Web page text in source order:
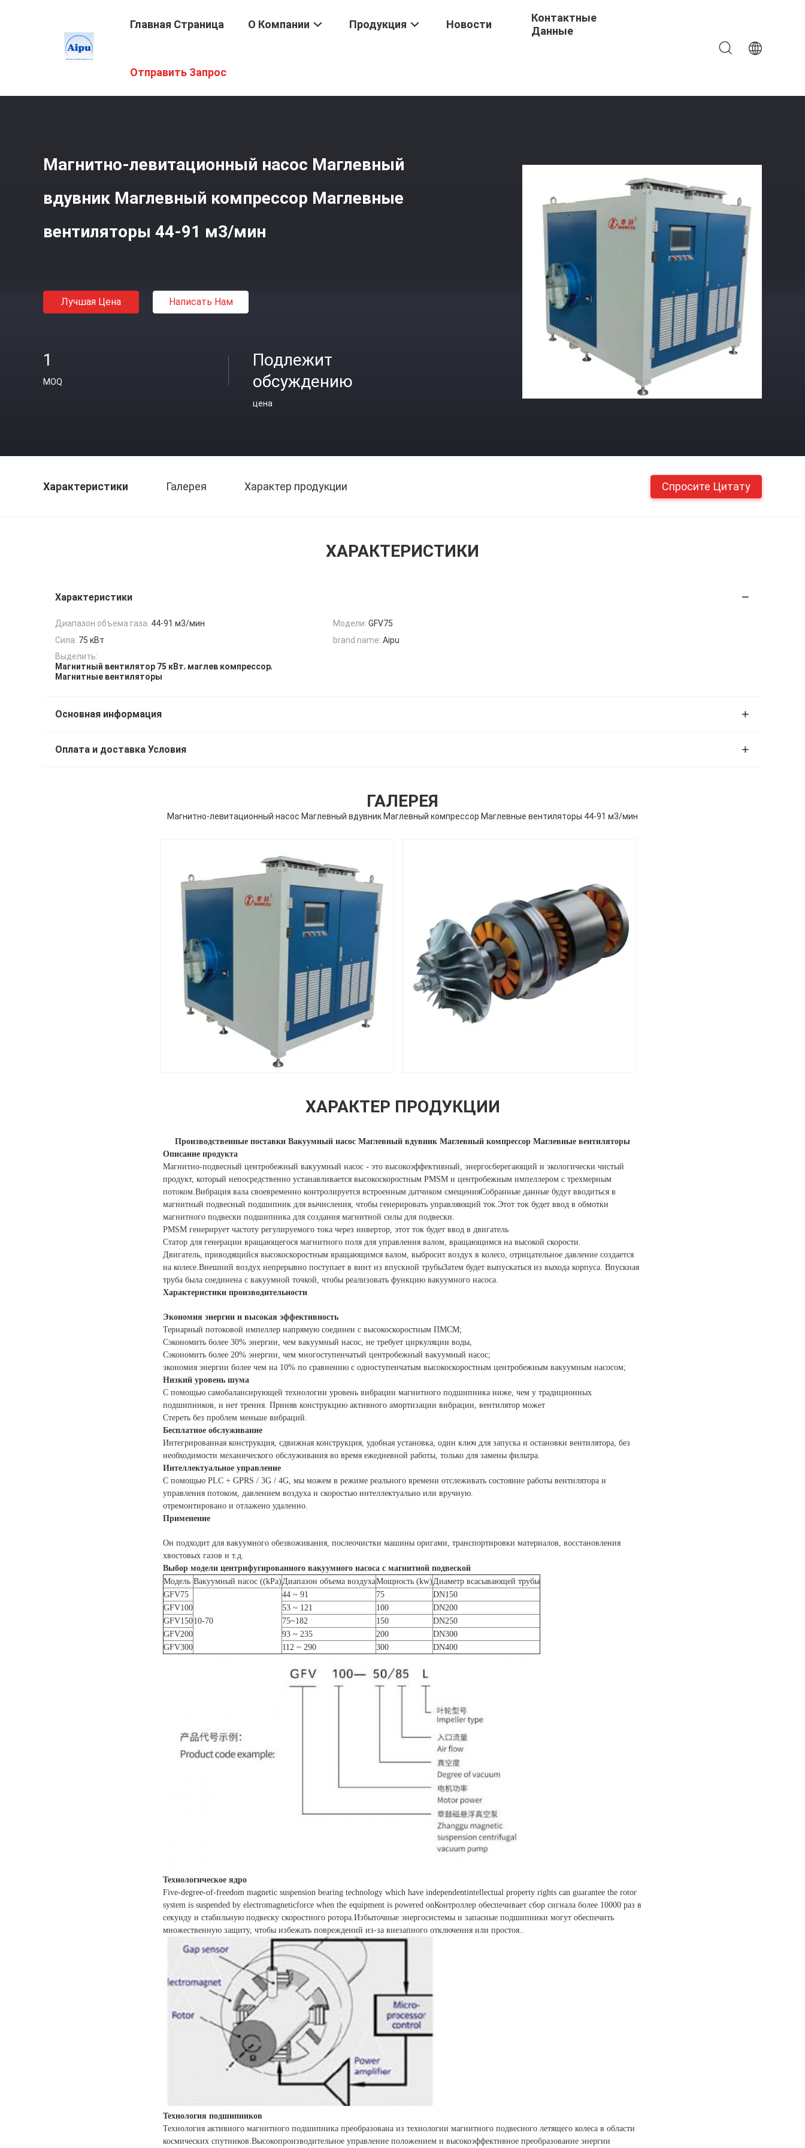
Главная Страница О Компании Продукция Новости
Контактные
Данные
Отправить Запрос
Магнитно-левитационный насос Маглевный
вдувник Маглевный компрессор Маглевные
вентиляторы 44-91 м3/мин
Лучшая Цена Написать Нам
1
MOQ
Подлежит
обсуждению
цена
Характеристики Галерея Характер продукции Спросите Цитату
ХАРАКТЕРИСТИКИ
Характеристики
Диапазон объема газа: 44-91 м3/мин Модели: GFV75
Сила: 75 кВт brand name: Aipu
Выделить:
Магнитный вентилятор 75 кВт, маглев компрессор,
Магнитные вентиляторы
Основная информация
Оплата и доставка Условия
ГАЛЕРЕЯ
Магнитно-левитационный насос Маглевный вдувник Маглевный компрессор Маглевные вентиляторы 44-91 м3/мин
ХАРАКТЕР ПРОДУКЦИИ
Производственные поставки Вакуумный насос Маглевный вдувник Маглевный компрессор Маглевные вентиляторы
Описание продукта
Магнитно-подвесный центробежный вакуумный насос - это высокоэффективный, энергосберегающий и экологически чистый
продукт, который непосредственно устанавливается высокоскоростным PMSM и центробежным импеллером с трехмерным
потоком.Вибрация вала своевременно контролируется встроенным датчиком смещенияСобранные данные будут вводиться в
магнитный подвесный подшипник для вычисления, чтобы генерировать управляющий ток.Этот ток будет ввод в обмотки
магнитного подвески подшипника для создания магнитной силы для подвески.
PMSM генерирует частоту регулируемого тока через инвертор, этот ток будет ввод в двигатель
Статор для генерации вращающегося магнитного поля для управления валом, вращающимся на высокой скорости.
Двигатель, приводящийся высокоскоростным вращающимся валом, выбросит воздух в колесо, отрицательное давление создается
на колесе.Внешний воздух непрерывно поступает в винт из впускной трубыЗатем будет выпускаться из выхода корпуса. Впускная
труба была соединена с вакуумной точкой, чтобы реализовать функцию вакуумного насоса.
Характеристики производительности
Экономия энергии и высокая эффективность
Тернарный потоковой импеллер напрямую соединен с высокоскоростным ПМСМ;
Сэкономить более 30% энергии, чем вакуумный насос, не требует циркуляции воды,
Сэкономить более 20% энергии, чем многоступенчатый центробежный вакуумный насос;
экономия энергии более чем на 10% по сравнению с одноступенчатым высокоскоростным центробежным вакуумным насосом;
Низкий уровень шума
С помощью самобалансирующей технологии уровень вибрации магнитного подшипника ниже, чем у традиционных
подшипников, и нет трения. Приняв конструкцию активного амортизации вибрации, вентилятор может
Стереть без проблем меньше вибраций.
Бесплатное обслуживание
Интегрированная конструкция, сдвижная конструкция, удобная установка, один ключ для запуска и остановки вентилятора, без
необходимости механического обслуживания во время ежедневной работы, только для замены фильтра.
Интеллектуальное управление
С помощью PLC + GPRS / 3G / 4G, мы можем в режиме реального времени отслеживать состояние работы вентилятора и
управления потоком, давлением воздуха и скоростью интеллектуально или вручную.
отремонтировано и отлажено удаленно.
Применение
Он подходит для вакуумного обезвоживания, послеочистки машины оригами, транспортировки материалов, восстановления
хвостовых газов и т.д.
Выбор модели центрифугированного вакуумного насоса с магнитной подвеской
Модель Вакуумный насос ((kPa)Диапазон объема воздухаМощность (kw)Диаметр всасывающей трубы
GFV75
10-70
44 ~ 91 75
DN150
GFV100
53 ~ 121 100
DN200
GFV150
75~182 150
DN250
GFV200
93 ~ 235 200
DN300
GFV300
112 ~ 290 300 DN400
Технологическое ядро
Five-degree-of-freedom magnetic suspension bearing technology which have independentintellectual property rights can guarantee the rotor
system is suspended by electromagneticforce when the equipment is powered onКонтроллер обеспечивает сбор сигнала более 10000 раз в
секунду и стабильную подвеску скоростного ротора.Избыточные энергосистемы и запасные подшипники могут обеспечить
множественную защиту, чтобы избежать повреждений из-за внезапного отключения или простоя..
Технология подшипников
Технология активного магнитного подшипника преобразована из технологии магнитного подвесного летящего колеса в области
космических спутников.Высокопроизводительное управление положением и высокоэффективное преобразование энергии